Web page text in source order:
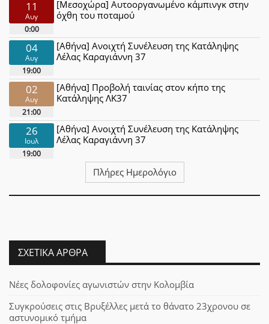
11
Αυγ
0:00
[Μεσοχώρα] Αυτοοργανωμένο κάμπινγκ στην
όχθη του ποταμού
04
Αυγ
19:00
[Αθήνα] Ανοιχτή Συνέλευση της Κατάληψης
Λέλας Καραγιάννη 37
02
Αυγ
21:00
[Αθήνα] Προβολή ταινίας στον κήπο της
Κατάληψης ΛΚ37
26
Ιουλ
19:00
[Αθήνα] Ανοιχτή Συνέλευση της Κατάληψης
Λέλας Καραγιάννη 37
Πλήρες Ημερολόγιο
ΣΧΕΤΙΚΆ ΆΡΘΡΑ
Νέες δολοφονίες αγωνιστών στην Κολομβία
Συγκρούσεις στις Βρυξέλλες μετά το θάνατο 23χρονου σε
αστυνομικό τμήμα